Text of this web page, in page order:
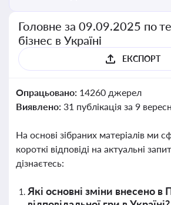
Головне за 09.09.2025 по
бізнес в Україні
ЕКСПОРТ
Опрацьовано: 14260 джерел
Виявлено: 31 публікація за 9
На основі зібраних матеріалів ми
короткі відповіді на актуальні
дізнаєтесь:
Які основні зміни внесено